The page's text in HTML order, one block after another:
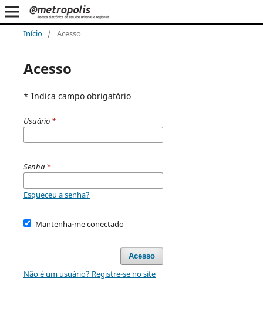
Início / Acesso
Acesso
* Indica campo obrigatório
Usuário *
Senha *
Esqueceu a senha?
Mantenha-me conectado
Acesso
Não é um usuário? Registre-se no site